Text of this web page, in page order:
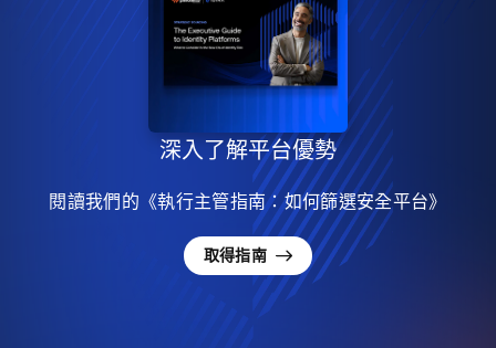
深入了解平台優勢
閱讀我們的《執行主管指南：如何篩選安全平台》
取得指南